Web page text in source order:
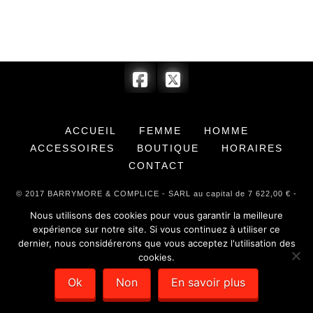
ACCUEIL FEMME
HOMME
ACCESSOIRES
BOUTIQUE
HORAIRES
CONTACT
© 2017 BARRYMORE & COMPLICE - SARL au capital de 7 622,00 € -
internet :Déclic Communication
Nous utilisons des cookies pour vous garantir la meilleure
expérience sur notre site. Si vous continuez à utiliser ce
dernier, nous considérerons que vous acceptez l'utilisation des
cookies.
Ok Non En savoir plus